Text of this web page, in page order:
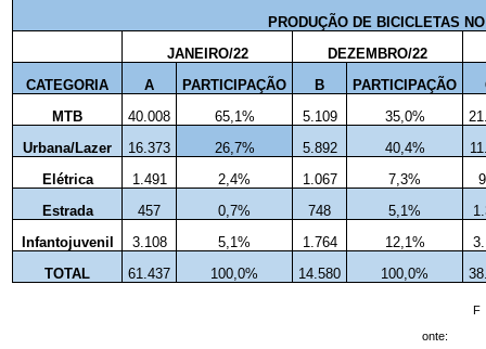
PRODUÇÃO DE BICICLETAS
JANEIRO/22
DEZEMBRO/22
CATEGORIA
A PARTICIPAÇÃO B PARTICIPAÇÃO
MTB
40.008 65,1% 5.109 35,0%
Urbana/Lazer
16.373 26,7% 5.892 40,4%
Elétrica
1.491 2,4% 1.067 7,3%
Estrada
457 0,7% 748 5,1%
Infantojuvenil
3.108 5,1% 1.764 12,1%
TOTAL
61.437 100,0% 14.580 100,0%
F
onte: